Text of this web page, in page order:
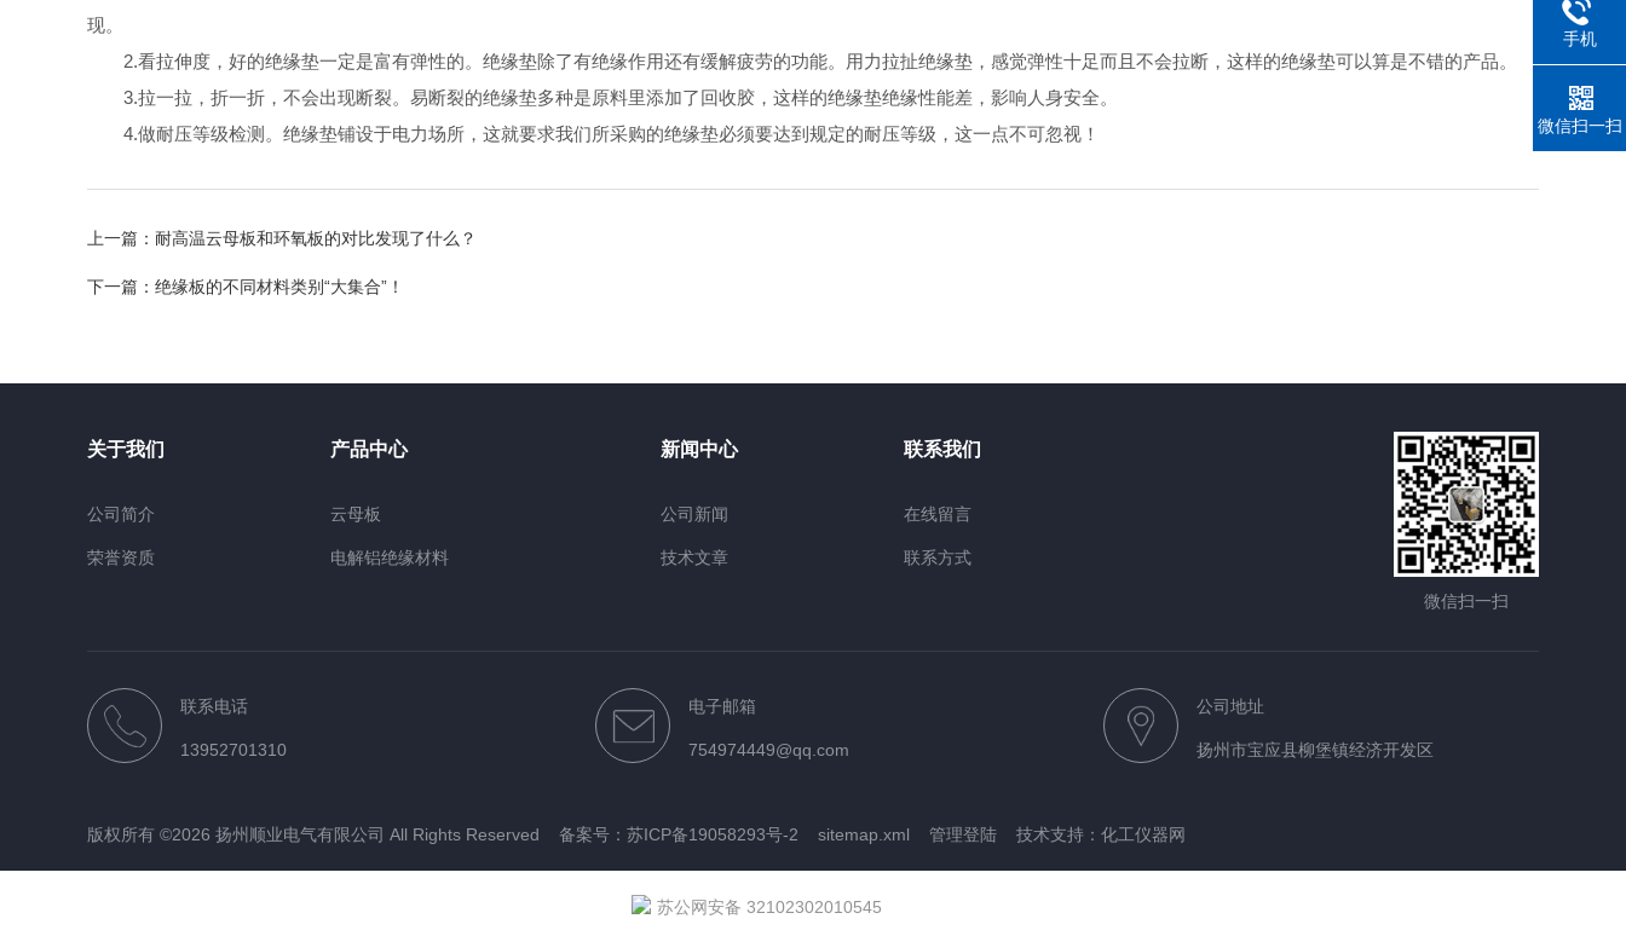
现。
2.看拉伸度，好的绝缘垫一定是富有弹性的。绝缘垫除了有绝缘作用还有缓解疲劳的功能。用力拉扯绝缘垫，感觉弹性十足而且不会拉断，这样的绝缘垫可以算是不错的产品。
3.拉一拉，折一折，不会出现断裂。易断裂的绝缘垫多种是原料里添加了回收胶，这样的绝缘垫绝缘性能差，影响人身安全。
4.做耐压等级检测。绝缘垫铺设于电力场所，这就要求我们所采购的绝缘垫必须要达到规定的耐压等级，这一点不可忽视！
上一篇： 耐高温云母板和环氧板的对比发现了什么？
下一篇： 绝缘板的不同材料类别“大集合”！
关于我们
公司简介
荣誉资质
产品中心
云母板
电解铝绝缘材料
新闻中心
公司新闻
技术文章
联系我们
在线留言
联系方式
微信扫一扫
联系电话
13952701310
电子邮箱
754974449@qq.com
公司地址
扬州市宝应县柳堡镇经济开发区
版权所有 ©2026 扬州顺业电气有限公司 All Rights Reserved 备案号：苏ICP备19058293号-2 sitemap.xml 管理登陆 技术支持： 化工仪器网
手机
微信扫一扫
苏公网安备 32102302010545